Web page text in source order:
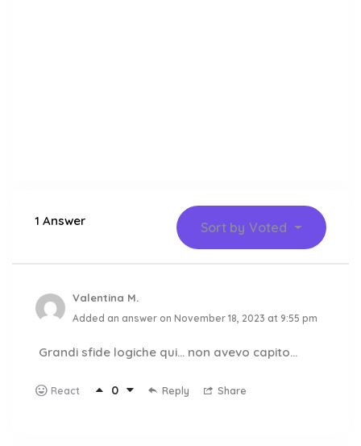
1 Answer Sort by Voted
Valentina M.
Added an answer on November 18, 2023 at 9:55 pm
Grandi sfide logiche qui… non avevo capito…
React 0 Reply Share